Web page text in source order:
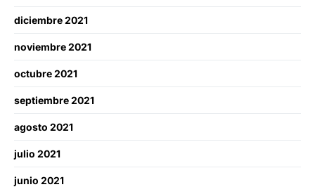
diciembre 2021
noviembre 2021
octubre 2021
septiembre 2021
agosto 2021
julio 2021
junio 2021